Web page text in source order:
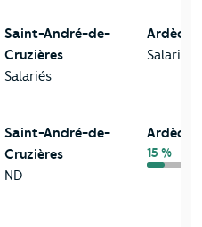
Saint-André-de-
Cruzières
Salariés
Ardèche
Salariés
Saint-André-de-
Cruzières
ND
Ardèche
15 %